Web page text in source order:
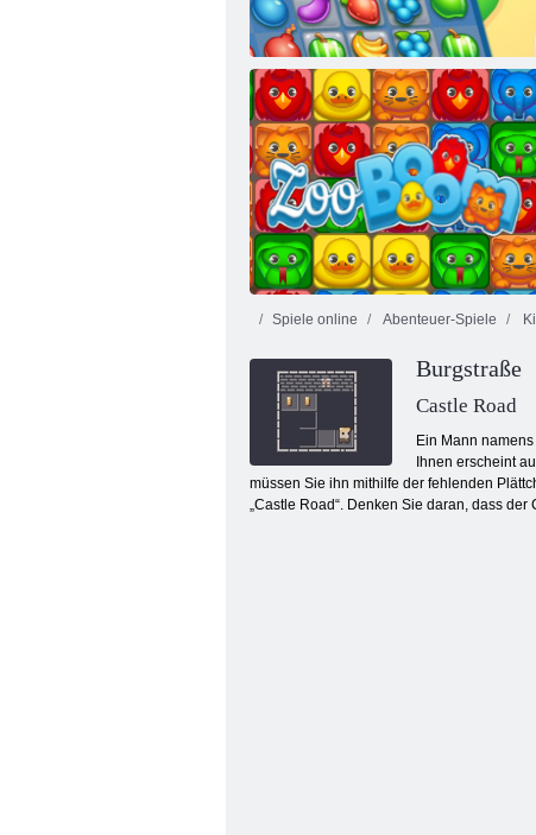
Fruita Crush
Zoo Boom
Spiele online Abenteuer-Spiele
Burgstraße
Castle Road
Ein Mann
Ihnen erscheint
müssen Sie ihn mithilfe der fehlenden
„Castle Road“. Denken Sie daran, dass